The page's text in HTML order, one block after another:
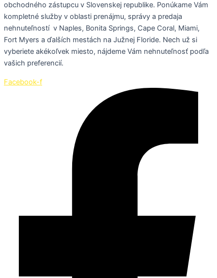
obchodného zástupcu v Slovenskej republike. Ponúkame Vám
kompletné služby v oblasti prenájmu, správy a predaja
nehnuteľností v Naples, Bonita Springs, Cape Coral, Miami,
Fort Myers a ďalších mestách na Južnej Floride. Nech už si
vyberiete akékoľvek miesto, nájdeme Vám nehnuteľnosť podľa
vašich preferencií.
Facebook-f